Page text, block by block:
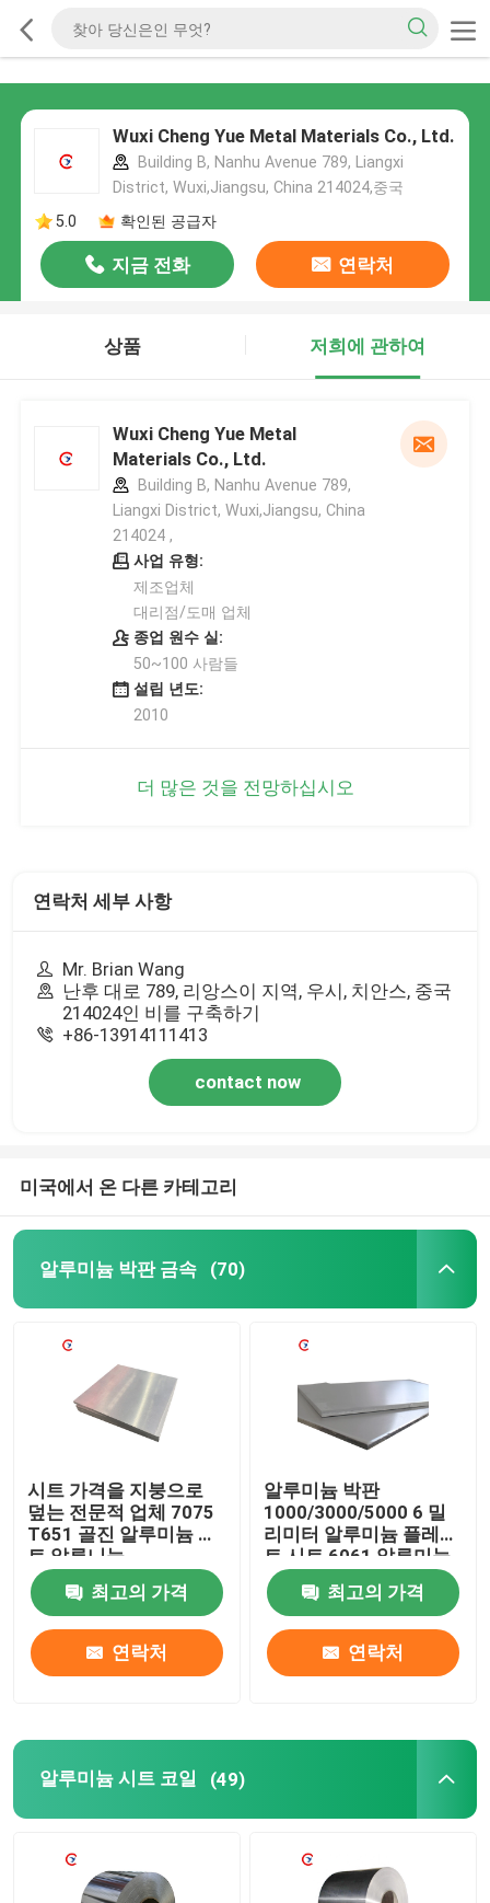
Wuxi Cheng Yue Metal Materials Co., Ltd.
Building B, Nanhu Avenue 789, Liangxi
District, Wuxi,Jiangsu, China 214024,중국
5.0
확인된 공급자
지금 전화 연락처
상품 저희에 관하여
Wuxi Cheng Yue Metal
Materials Co., Ltd.
Building B, Nanhu Avenue 789,
Liangxi District, Wuxi,Jiangsu, China
214024 ,
사업 유형:
제조업체
대리점/도매 업체
종업 원수 실:
50~100 사람들
설립 년도:
2010
더 많은 것을 전망하십시오
연락처 세부 사항
Mr. Brian Wang
난후 대로 789, 리앙스이 지역, 우시, 치안스, 중국
214024인 비를 구축하기
+86-13914111413
contact now
미국에서 온 다른 카테고리
알루미늄 박판 금속 (70)
시트 가격을 지붕으로
덮는 전문적 업체 7075
T651 골진 알루미늄 시
트 알루니늄
최고의 가격
연락처
알루미늄 박판
1000/3000/5000 6 밀
리미터 알루미늄 플레이
트 시트 6061 알루미늄
박판
최고의 가격
연락처
알루미늄 시트 코일 (49)